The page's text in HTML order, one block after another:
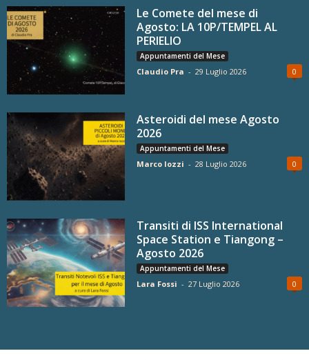
Le Comete del mese di
Agosto: LA 10P/TEMPEL AL
PERIELIO
Appuntamenti del Mese
Claudio Pra - 29 Luglio 2026 0
Asteroidi del mese Agosto
2026
Appuntamenti del Mese
Marco Iozzi - 28 Luglio 2026 0
Transiti di ISS International
Space Station e Tiangong –
Agosto 2026
Appuntamenti del Mese
Lara Fossi - 27 Luglio 2026 0